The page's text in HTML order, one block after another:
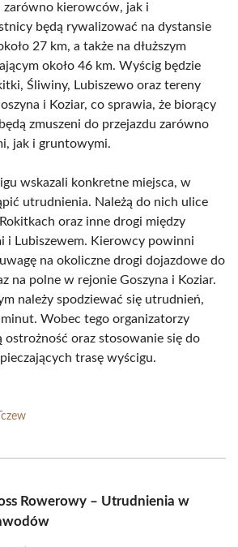
zarówno kierowców, jak i
będą rywalizować na dystansie
27 km, a także na dłuższym
około 46 km. Wyścig będzie
Śliwiny, Lubiszewo oraz tereny
i Koziar, co sprawia, że biorący
zmuszeni do przejazdu zarówno
jak i gruntowymi.
wskazali konkretne miejsca, w
utrudnienia. Należą do nich ulice
oraz inne drogi między
i Lubiszewem. Kierowcy powinni
na okoliczne drogi dojazdowe do
na polne w rejonie Goszyna i Koziar.
należy spodziewać się utrudnień,
Wobec tego organizatorzy
ostrożność oraz stosowanie się do
trasę wyścigu.
Rowerowy – Utrudnienia w